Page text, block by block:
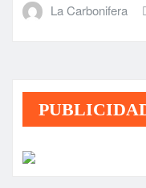
La Carbonifera